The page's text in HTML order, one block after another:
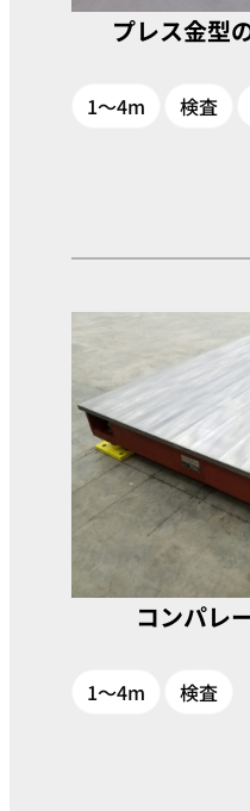
プレス金型
1～4m 検査
コンパレ
1～4m 検査